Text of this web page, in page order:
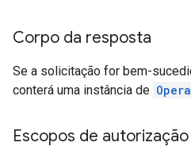
Corpo da resposta
Se a solicitação for bem-
conterá uma instância de
Escopos de autorização